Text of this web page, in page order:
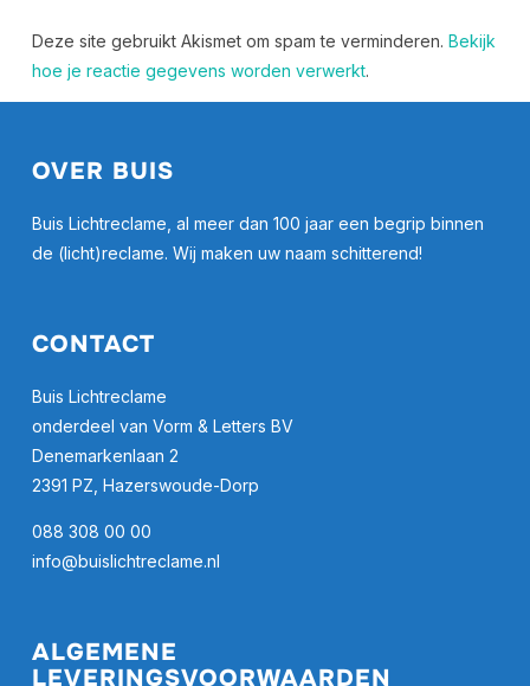
Deze site gebruikt Akismet om spam te verminderen. Bekijk
hoe je reactie gegevens worden verwerkt.
OVER BUIS
Buis Lichtreclame, al meer dan 100 jaar een begrip binnen
de (licht)reclame. Wij maken uw naam schitterend!
CONTACT
Buis Lichtreclame
onderdeel van Vorm & Letters BV
Denemarkenlaan 2
2391 PZ, Hazerswoude-Dorp
088 308 00 00
info@buislichtreclame.nl
ALGEMENE
LEVERINGSVOORWAARDEN